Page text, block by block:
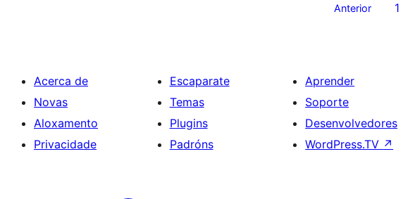
Anterior 1
Acerca de
Novas
Aloxamento
Privacidade
Escaparate
Temas
Plugins
Padróns
Aprender
Soporte
Desenvolvedores
WordPress.TV ↗